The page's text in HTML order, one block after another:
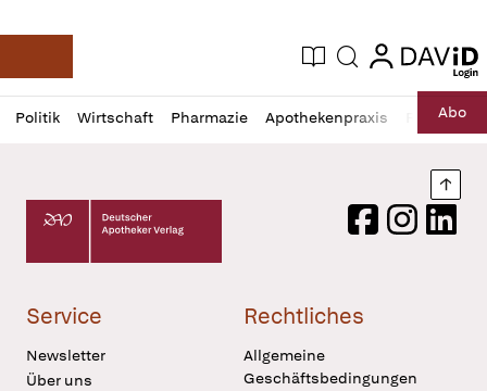
Deutsche Apotheker Zeitung
Aktuelle Ausgabe
Suche login
login
Politik Wirtschaft Pharmazie Apothekenpraxis RechtAbo
Profil
öffnen
Daz
Pur
Deutscher Apotheker Verlag Logo
FacebookInstagram
Service
Newsletter
Über uns
Rechtliches
Allgemeine
Geschäftsbedingungen